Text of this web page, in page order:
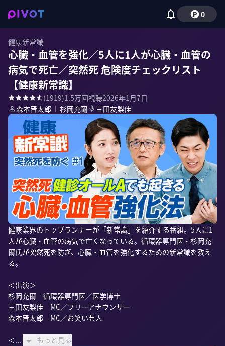
0
健康新常識
心臓・血管を強化／5人に1人が心臓・血管の
病気で死亡／突然死 危険度チェックリスト
【健康新常識】
(1919)1.5万回視聴2026年1月7日
森本晋太郎 ｜ 杉岡充爾 三田友梨佳
健康業界のトップランナーが「新常識」を紹介する番組。5人に1
人が心臓・血管の病気で亡くなっている。循環器専門医・杉岡充
爾氏が突然死を防ぎ、心臓・血管を強化するための新常識を教え
る。
＜出演＞
杉岡充爾　循環器専門医／医学博士
三田友梨佳　MC／フリーアナウンサー
森本晋太郎　MC／お笑い芸人
＜... もっと見る